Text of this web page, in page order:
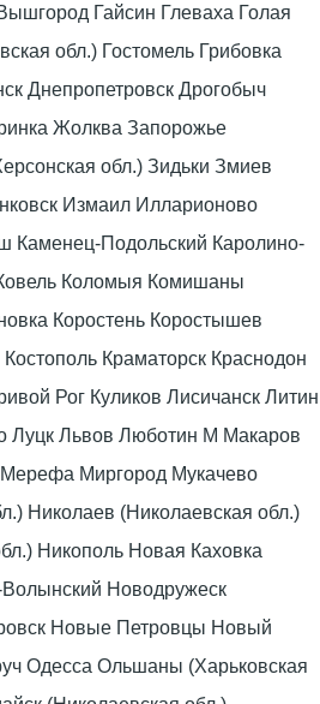
Гайсин Глеваха Голая
обл.) Гостомель Грибовка
Днепропетровск Дрогобыч
Жолква Запорожье
обл.) Зидьки Змиев
Измаил Илларионово
Каменец-Подольский Каролино-
Коломыя Комишаны
Коростень Коростышев
Краматорск Краснодон
Рог Куликов Лисичанск Литин
Луцк Львов Люботин М Макаров
Миргород Мукачево
Николаев (Николаевская обл.)
Никополь Новая Каховка
Новодружеск
Новые Петровцы Новый
Одесса Ольшаны (Харьковская